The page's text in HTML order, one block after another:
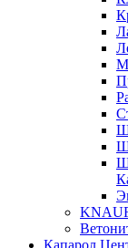
Капарол